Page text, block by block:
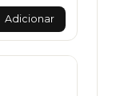
Adicionar